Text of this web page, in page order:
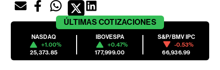
ÚLTIMAS COTIZACIONES
NASDAQ
+1.00%
25,373.85
IBOVESPA
+0.47%
177,999.00
S&P/BMV IPC
-0.53%
66,936.99